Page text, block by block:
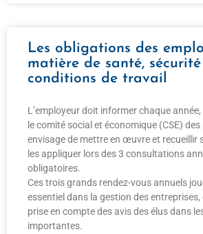
Les obligations des
matière de santé,
conditions de travail
L’employeur doit informer chaque
le comité social et économique (CSE) des
envisage de mettre en œuvre et recueillir
les appliquer lors des 3 consultations
obligatoires.
Ces trois grands rendez-vous annuels
essentiel dans la gestion des
prise en compte des avis des élus dans
importantes.